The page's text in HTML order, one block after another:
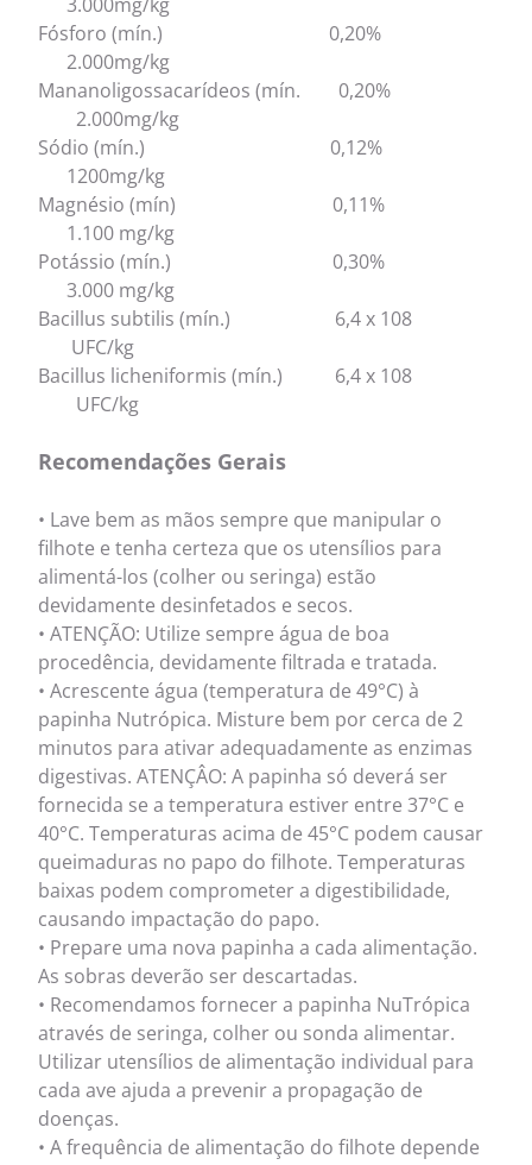
Fósforo (mín.) 0,20%
2.000mg/kg
Mananoligossacarídeos (mín. 0,20%
2.000mg/kg
Sódio (mín.) 0,12%
1200mg/kg
Magnésio (mín) 0,11%
1.100 mg/kg
Potássio (mín.) 0,30%
3.000 mg/kg
Bacillus subtilis (mín.) 6,4 x 108
UFC/kg
Bacillus licheniformis (mín.) 6,4 x 108
UFC/kg
Recomendações Gerais
• Lave bem as mãos sempre que manipular o
filhote e tenha certeza que os utensílios para
alimentá-los (colher ou seringa) estão
devidamente desinfetados e secos.
• ATENÇÃO: Utilize sempre água de boa
procedência, devidamente filtrada e tratada.
• Acrescente água (temperatura de 49°C) à
papinha Nutrópica. Misture bem por cerca de 2
minutos para ativar adequadamente as enzimas
digestivas. ATENÇÂO: A papinha só deverá ser
fornecida se a temperatura estiver entre 37°C e
40°C. Temperaturas acima de 45°C podem causar
queimaduras no papo do filhote. Temperaturas
baixas podem comprometer a digestibilidade,
causando impactação do papo.
• Prepare uma nova papinha a cada alimentação.
As sobras deverão ser descartadas.
• Recomendamos fornecer a papinha NuTrópica
através de seringa, colher ou sonda alimentar.
Utilizar utensílios de alimentação individual para
cada ave ajuda a prevenir a propagação de
doenças.
• A frequência de alimentação do filhote depende